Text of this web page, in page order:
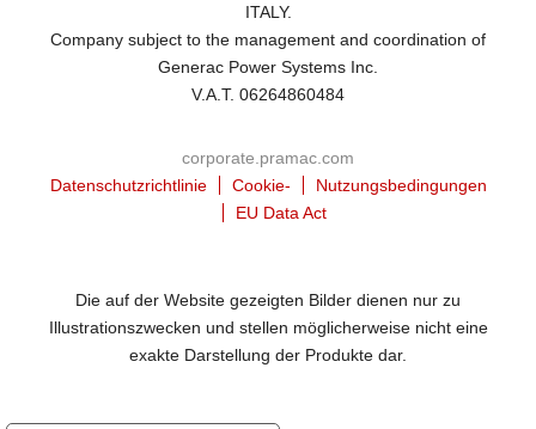
ITALY.
Company subject to the management and coordination of
Generac Power Systems Inc.
V.A.T. 06264860484
corporate.pramac.com
Datenschutzrichtlinie
Cookie-
Nutzungsbedingungen
EU Data Act
Die auf der Website gezeigten Bilder dienen nur zu
Illustrationszwecken und stellen möglicherweise nicht eine
exakte Darstellung der Produkte dar.